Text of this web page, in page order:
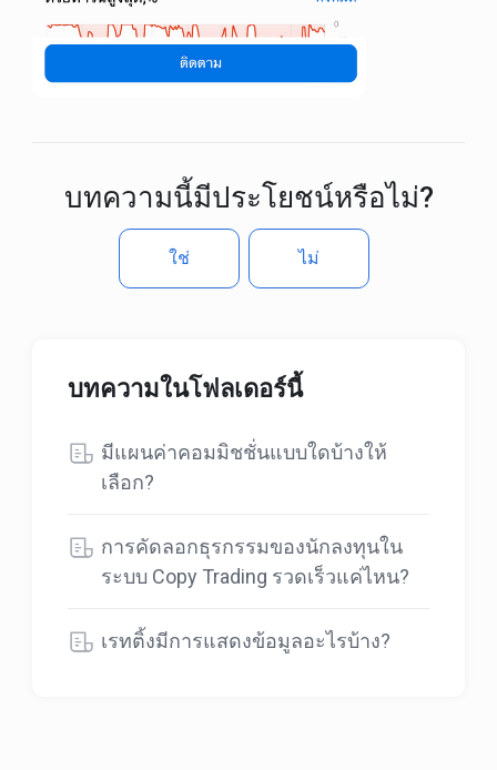
บทความนี้มีประโยชน์หรือไม่?
ไม่
ใช่
บทความในโฟลเดอร์นี้
มีแผนค่าคอมมิชชั่นแบบใดบ้างให้
เลือก?
การคัดลอกธุรกรรมของนักลงทุนใน
ระบบ Copy Trading รวดเร็วแค่ไหน?
เรทติ้งมีการแสดงข้อมูลอะไรบ้าง?